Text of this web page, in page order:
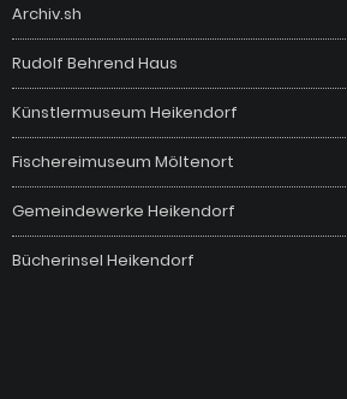
Archiv.sh
Rudolf Behrend Haus
Künstlermuseum Heikendorf
Fischereimuseum Möltenort
Gemeindewerke Heikendorf
Bücherinsel Heikendorf